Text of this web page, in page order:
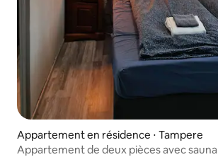
Appartement en résidence ⋅ Tampere
Appartement de deux pièces avec